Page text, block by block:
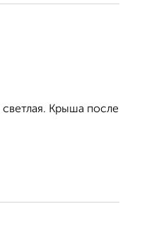
Крыша после